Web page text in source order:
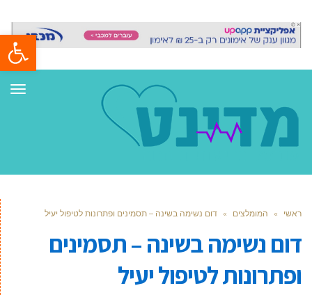
פתח
ראשי » המומלצים » דום נשימה בשינה – תסמינים ופתרונות לטיפול יעיל
דום נשימה בשינה – תסמינים
ופתרונות לטיפול יעיל